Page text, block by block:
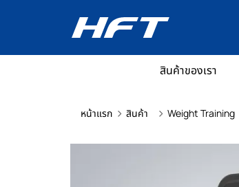
สินค้าของเรา
หน้าแรก สินค้า Weight Training